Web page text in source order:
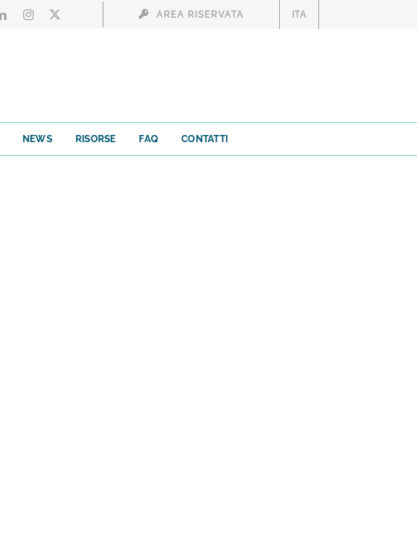
AREA RISERVATA ITA
NEWS RISORSE FAQ CONTATTI